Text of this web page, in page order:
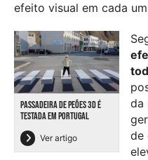
efeito visual em cada
PASSADEIRA DE PEÕES 3D É
TESTADA EM PORTUGAL
Ver artigo
da
de